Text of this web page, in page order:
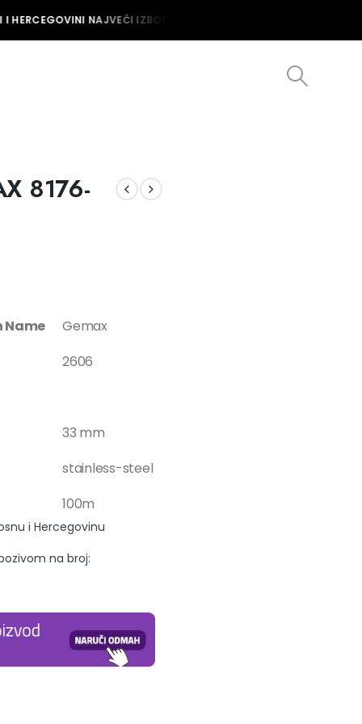
NAJVEĆI IZBOR MUŠKIH I ŽENSKIH SATOVA U
8176-
Name
Gemax
2606
33 mm
stainless-steel
100m
i Hercegovinu
na broj: